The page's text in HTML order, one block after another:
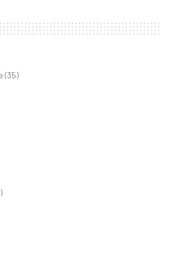
(35)